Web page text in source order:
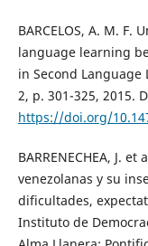
BARCELOS, A. M.
language learning
in Second Language
2, p. 301-325, 2015.
https://doi.org/
BARRENECHEA, J.
venezolanas y su
dificultades,
Instituto de